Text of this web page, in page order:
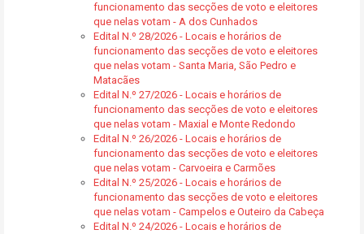
funcionamento das secções de voto e eleitores
que nelas votam - A dos Cunhados
Edital N.º 28/2026 - Locais e horários de
funcionamento das secções de voto e eleitores
que nelas votam - Santa Maria, São Pedro e
Matacães
Edital N.º 27/2026 - Locais e horários de
funcionamento das secções de voto e eleitores
que nelas votam - Maxial e Monte Redondo
Edital N.º 26/2026 - Locais e horários de
funcionamento das secções de voto e eleitores
que nelas votam - Carvoeira e Carmões
Edital N.º 25/2026 - Locais e horários de
funcionamento das secções de voto e eleitores
que nelas votam - Campelos e Outeiro da Cabeça
Edital N.º 24/2026 - Locais e horários de